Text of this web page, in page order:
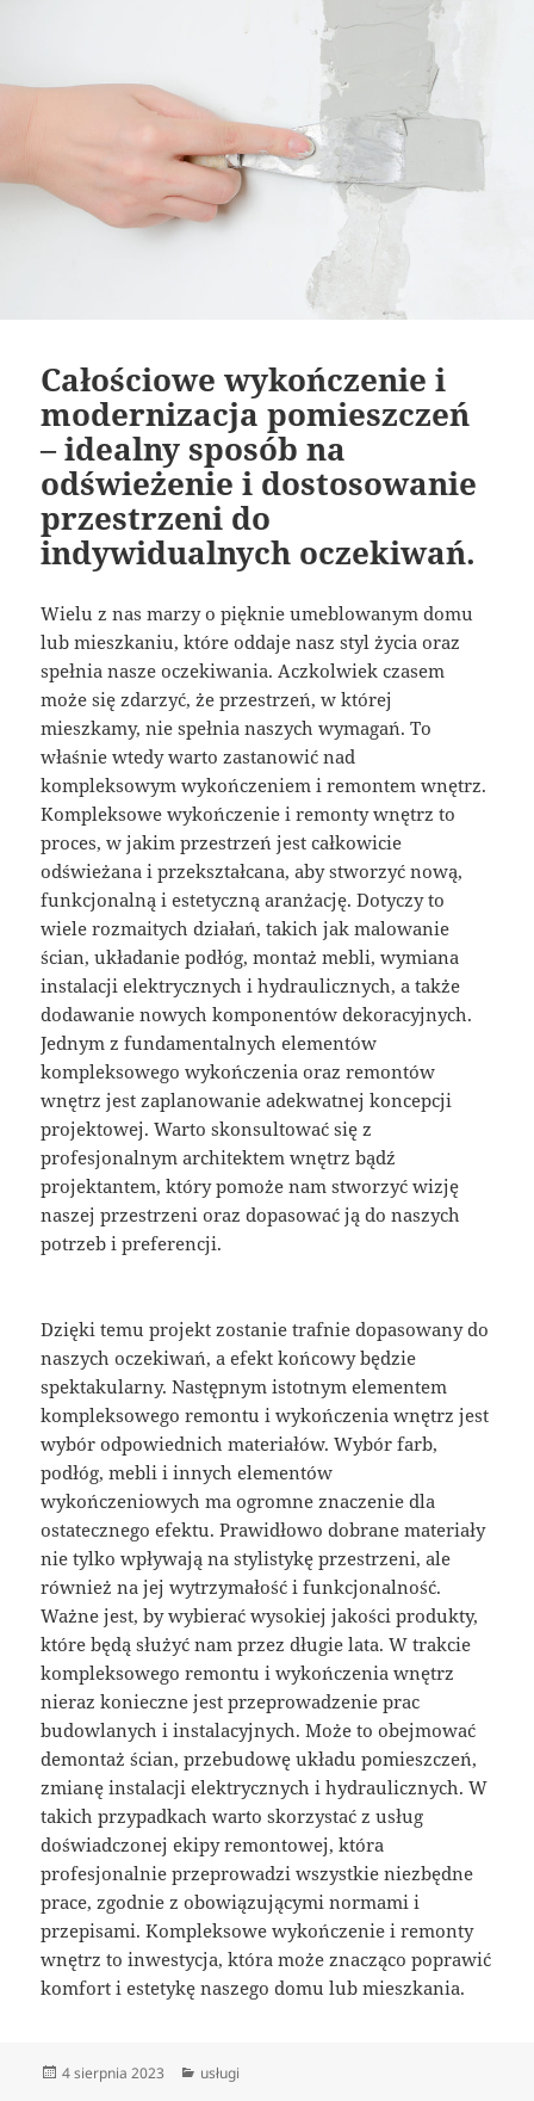
Całościowe wykończenie i
modernizacja pomieszczeń
– idealny sposób na
odświeżenie i dostosowanie
przestrzeni do
indywidualnych oczekiwań.
Wielu z nas marzy o pięknie umeblowanym domu
lub mieszkaniu, które oddaje nasz styl życia oraz
spełnia nasze oczekiwania. Aczkolwiek czasem
może się zdarzyć, że przestrzeń, w której
mieszkamy, nie spełnia naszych wymagań. To
właśnie wtedy warto zastanowić nad
kompleksowym wykończeniem i remontem wnętrz.
Kompleksowe wykończenie i remonty wnętrz to
proces, w jakim przestrzeń jest całkowicie
odświeżana i przekształcana, aby stworzyć nową,
funkcjonalną i estetyczną aranżację. Dotyczy to
wiele rozmaitych działań, takich jak malowanie
ścian, układanie podłóg, montaż mebli, wymiana
instalacji elektrycznych i hydraulicznych, a także
dodawanie nowych komponentów dekoracyjnych.
Jednym z fundamentalnych elementów
kompleksowego wykończenia oraz remontów
wnętrz jest zaplanowanie adekwatnej koncepcji
projektowej. Warto skonsultować się z
profesjonalnym architektem wnętrz bądź
projektantem, który pomoże nam stworzyć wizję
naszej przestrzeni oraz dopasować ją do naszych
potrzeb i preferencji.
Dzięki temu projekt zostanie trafnie dopasowany do
naszych oczekiwań, a efekt końcowy będzie
spektakularny. Następnym istotnym elementem
kompleksowego remontu i wykończenia wnętrz jest
wybór odpowiednich materiałów. Wybór farb,
podłóg, mebli i innych elementów
wykończeniowych ma ogromne znaczenie dla
ostatecznego efektu. Prawidłowo dobrane materiały
nie tylko wpływają na stylistykę przestrzeni, ale
również na jej wytrzymałość i funkcjonalność.
Ważne jest, by wybierać wysokiej jakości produkty,
które będą służyć nam przez długie lata. W trakcie
kompleksowego remontu i wykończenia wnętrz
nieraz konieczne jest przeprowadzenie prac
budowlanych i instalacyjnych. Może to obejmować
demontaż ścian, przebudowę układu pomieszczeń,
zmianę instalacji elektrycznych i hydraulicznych. W
takich przypadkach warto skorzystać z usług
doświadczonej ekipy remontowej, która
profesjonalnie przeprowadzi wszystkie niezbędne
prace, zgodnie z obowiązującymi normami i
przepisami. Kompleksowe wykończenie i remonty
wnętrz to inwestycja, która może znacząco poprawić
komfort i estetykę naszego domu lub mieszkania.
Data
4 sierpnia 2023 Kategorie
usługi